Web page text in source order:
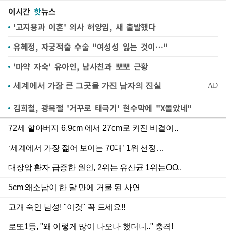
이시간 핫뉴스
'고지용과 이혼' 의사 허양임, 새 출발했다
유혜정, 자궁적출 수술 "여성성 잃는 것이…"
'마약 자숙' 유아인, 남사친과 뽀뽀 근황
김희철, 광복절 '거꾸로 태극기' 현수막에 "X돌았네"